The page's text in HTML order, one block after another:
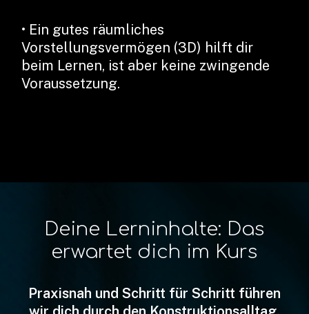
• Ein gutes räumliches
Vorstellungsvermögen (3D) hilft dir
beim Lernen, ist aber keine zwingende
Voraussetzung.
Deine Lerninhalte: Das
erwartet dich im Kurs
Praxisnah und Schritt für Schritt führen